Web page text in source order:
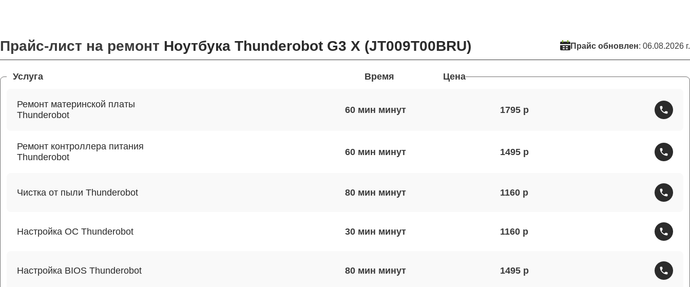
Прайс-лист на ремонт Ноутбука Thunderobot G3 X (JT009T00BRU) Прайс обновлен: 06.08.2026 г.
Услуга Время Цена
Ремонт материнской платы
Thunderobot
60 мин 1795
Ремонт контроллера питания
Thunderobot
60 мин 1495
Чистка от пыли Thunderobot 80 мин 1160
Настройка ОС Thunderobot 30 мин 1160
Настройка BIOS Thunderobot 80 мин 1495